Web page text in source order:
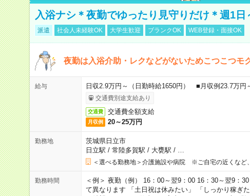
入浴ナシ＊夜勤でゆったり見守りだけ＊週1日
派遣 社会人未経験OK 大学生歓迎 ブランクOK WEB登録・面接OK
夜勤は入浴介助・レクなどがないためこつこつモ
給与 日収2.9万円～（日勤時給1650円） ■月収例23.7万円
交通費別途支給あり
交通費 交通費全額支給
月収例 20～25万円
勤務地
茨城県日立市
日立駅 / 常陸多賀駅 / 大甕駅 /
＜選べる勤務地＞介護施設や病院 ※ご自宅の近くなど
勤務時間
＜例＞ 夜勤（例） 16：00～翌9：00 16：30～翌9：
て異なります 「土日祝は休みたい」 「しっかり稼ぎ